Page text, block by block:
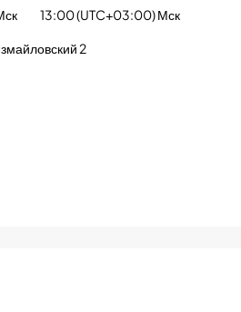
13:00 (UTC+03:00) Мск
2